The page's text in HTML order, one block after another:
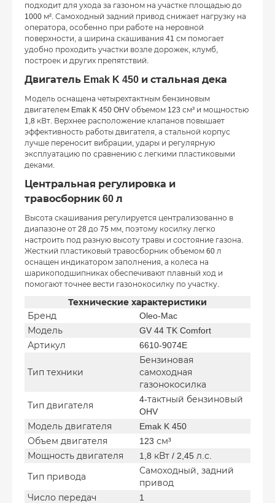
подходит для ухода за газоном на участке площадью до
1000 м². Самоходный задний привод снижает нагрузку на
оператора, особенно при работе на неровной
поверхности, а ширина скашивания 41 см помогает
удобно проходить участки возле дорожек, клумб,
построек и других препятствий.
Двигатель Emak K 450 и стальная дека
Модель оснащена четырехтактным бензиновым
двигателем Emak K 450 OHV объемом 123 см³ и мощностью
1,8 кВт. Верхнее расположение клапанов повышает
эффективность работы двигателя, а стальной корпус
лучше переносит вибрации, удары и регулярную
эксплуатацию по сравнению с легкими пластиковыми
деками.
Центральная регулировка и
травосборник 60 л
Высота скашивания регулируется централизованно в
диапазоне от 28 до 75 мм, поэтому косилку легко
настроить под разную высоту травы и состояние газона.
Жесткий пластиковый травосборник объемом 60 л
оснащен индикатором заполнения, а колеса на
шарикоподшипниках обеспечивают плавный ход и
помогают точнее вести газонокосилку по участку.
Технические характеристики
Бренд
Oleo-Mac
Модель
GV 44 TK Comfort
Артикул
6610-9074E
Тип техники
Бензиновая
самоходная
газонокосилка
Тип двигателя
4-тактный бензиновый
OHV
Модель двигателя
Emak K 450
Объем двигателя
123 см³
Мощность двигателя
1,8 кВт / 2,45 л.с.
Тип привода
Самоходный, задний
привод
Число передач
1